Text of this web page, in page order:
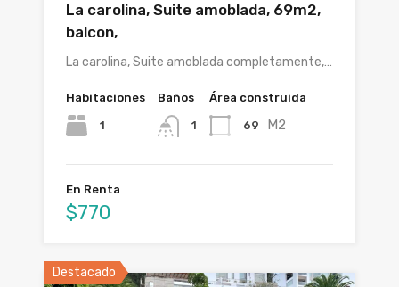
La carolina, Suite amoblada, 69m2,
balcon,
La carolina, Suite amoblada completamente,…
Habitaciones
1
Baños
1
Área construida
69 M2
En Renta
$770
Destacado